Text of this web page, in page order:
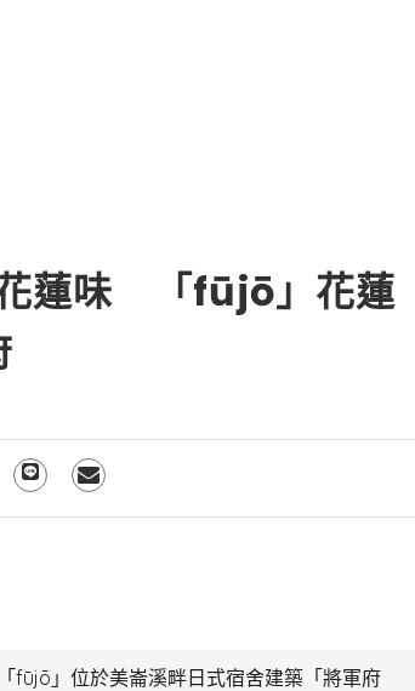
花蓮味 「fūjō」花蓮
fūjō」位於美崙溪畔日式宿舍建築「將軍府